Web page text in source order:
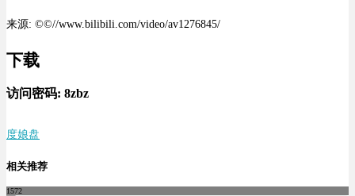
来源: ©©//www.bilibili.com/video/av1276845/
下载
访问密码: 8zbz
度娘盘
相关推荐
1572